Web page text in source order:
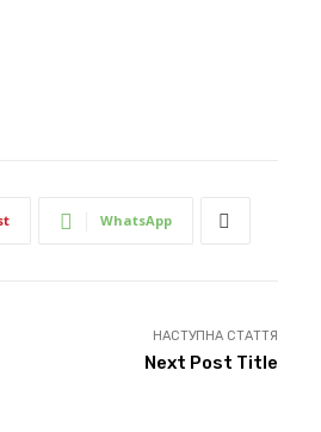
WhatsApp
НАСТУПНА СТАТТЯ
Next Post Title